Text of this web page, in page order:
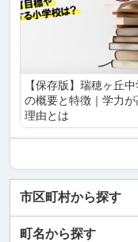
【保存版】瑞穂ヶ丘
の概要と特徴｜学力が
理由とは
市区町村から探す
町名から探す